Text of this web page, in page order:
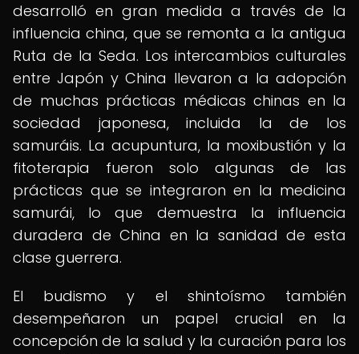
desarrolló en gran medida a través de la
influencia china, que se remonta a la antigua
Ruta de la Seda. Los intercambios culturales
entre Japón y China llevaron a la adopción
de muchas prácticas médicas chinas en la
sociedad japonesa, incluida la de los
samuráis. La acupuntura, la moxibustión y la
fitoterapia fueron solo algunas de las
prácticas que se integraron en la medicina
samurái, lo que demuestra la influencia
duradera de China en la sanidad de esta
clase guerrera.
El budismo y el shintoísmo también
desempeñaron un papel crucial en la
concepción de la salud y la curación para los